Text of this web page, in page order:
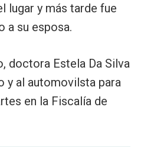
lugar y más tarde fue
a su esposa.
doctora Estela Da Silva
y al automovilsta para
en la Fiscalía de